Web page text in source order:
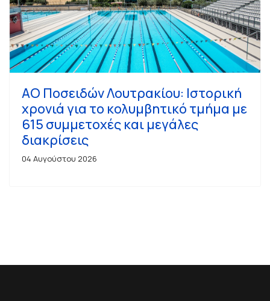
ΑΟ Ποσειδών Λουτρακίου: Ιστορική
χρονιά για το κολυμβητικό τμήμα με
615 συμμετοχές και μεγάλες
διακρίσεις
04 Αυγούστου 2026